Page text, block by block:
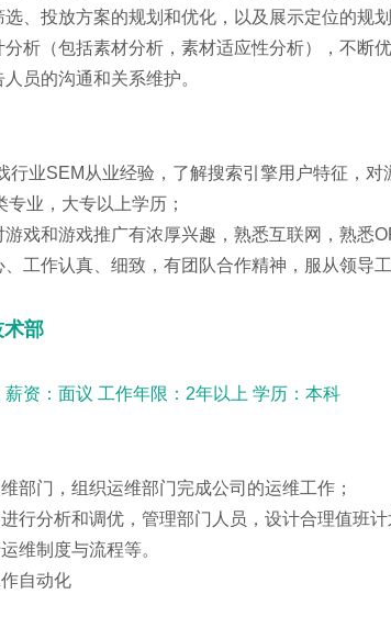
、投放方案的规划和优化，以及展示定位的规划
析（包括素材分析，素材适应性分析），不断
员的沟通和关系维护。
行业SEM从业经验，了解搜索引擎用户特征，对
专业，大专以上学历；
戏和游戏推广有浓厚兴趣，熟悉互联网，熟悉
工作认真、细致，有团队合作精神，服从领导工
术部
资：面议 工作年限：2年以上 学历：本科
部门，组织运维部门完成公司的运维工作；
行分析和调优，管理部门人员，设计合理值班计
维制度与流程等。
自动化